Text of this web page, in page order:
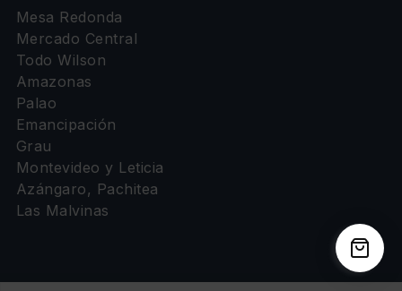
Mesa Redonda
Mercado Central
Todo Wilson
Amazonas
Palao
Emancipación
Grau
Montevideo y Leticia
Azángaro, Pachitea
Las Malvinas